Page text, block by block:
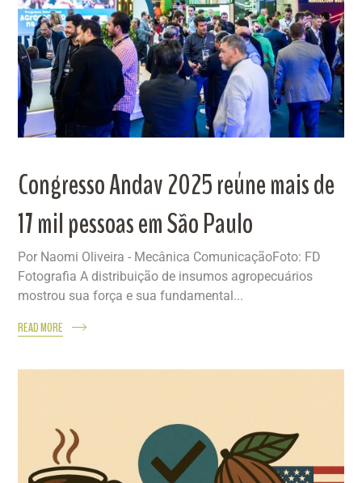
Congresso Andav 2025 reúne mais de
17 mil pessoas em São Paulo
Por Naomi Oliveira - Mecânica ComunicaçãoFoto: FD
Fotografia A distribuição de insumos agropecuários
mostrou sua força e sua fundamental...
READ MORE